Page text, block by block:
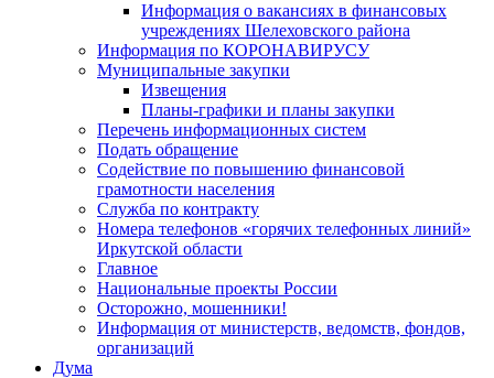
Информация о вакансиях в финансовых
учреждениях Шелеховского района
Информация по КОРОНАВИРУСУ
Муниципальные закупки
Извещения
Планы-графики и планы закупки
Перечень информационных систем
Подать обращение
Содействие по повышению финансовой
грамотности населения
Служба по контракту
Номера телефонов «горячих телефонных линий»
Иркутской области
Главное
Национальные проекты России
Осторожно, мошенники!
Информация от министерств, ведомств, фондов,
организаций
Дума